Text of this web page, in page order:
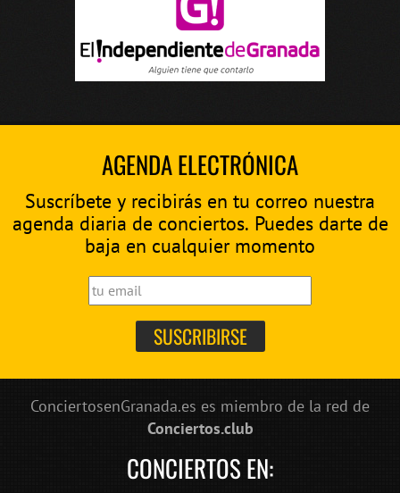
AGENDA ELECTRÓNICA
Suscríbete y recibirás en tu correo nuestra
agenda diaria de conciertos. Puedes darte de
baja en cualquier momento
ConciertosenGranada.es es miembro de la red de
Conciertos.club
CONCIERTOS EN: